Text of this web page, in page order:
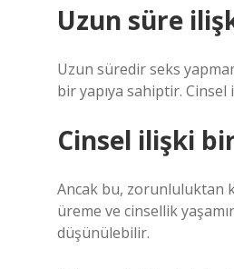
Uzun süre
Uzun süredir seks
bir yapıya sahiptir.
Cinsel ilişki
Ancak bu, zorunluluktan
üreme ve cinsellik
düşünülebilir.